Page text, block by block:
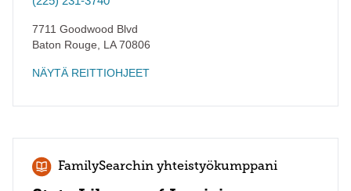
7711 Goodwood Blvd
Baton Rouge
LA70806
NÄYTÄ REITTIOHJEET
FamilySearchin yhteistyökumppani